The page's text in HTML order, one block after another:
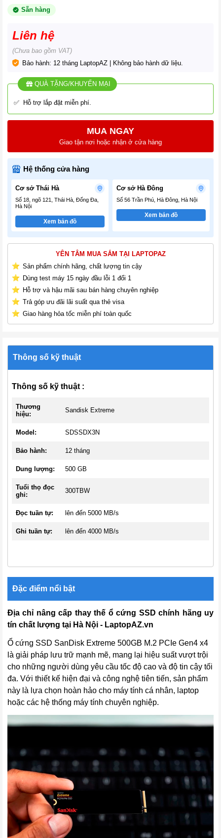
Sẵn hàng
Liên hệ
(Chưa bao gồm VAT)
Bảo hành: 12 tháng LaptopAZ | Không bảo hành dữ liệu.
QUÀ TẶNG/KHUYẾN MẠI
✅ Hỗ trợ lắp đặt miễn phí.
MUA NGAY
Giao tận nơi hoặc nhận ở cửa hàng
Hệ thống cửa hàng
Cơ sở Thái Hà
Số 18, ngõ 121, Thái Hà, Đống Đa,
Hà Nội
Xem bản đồ
Cơ sở Hà Đông
Số 56 Trần Phú, Hà Đông, Hà Nội
Xem bản đồ
YÊN TÂM MUA SẮM TẠI LAPTOPAZ
Sản phẩm chính hãng, chất lượng tin cậy
Dùng test máy 15 ngày đầu lỗi 1 đổi 1
Hỗ trợ và hậu mãi sau bán hàng chuyên nghiệp
Trả góp ưu đãi lãi suất qua thẻ visa
Giao hàng hỏa tốc miễn phí toàn quốc
Thông số kỹ thuật
Thông số kỹ thuật :
Thương
hiệu:
Sandisk Extreme
Model: SDSSDX3N
Bảo hành: 12 tháng
Dung lượng: 500 GB
Tuổi thọ đọc
ghi:
300TBW
Đọc tuần tự: lên đến 5000 MB/s
Ghi tuần tự: lên đến 4000 MB/s
Đặc điểm nổi bật
Địa chỉ nâng cấp thay thế ổ cứng SSD chính hãng uy
tín chất lượng tại Hà Nội - LaptopAZ.vn
Ổ cứng SSD SanDisk Extreme 500GB M.2 PCIe Gen4 x4
là giải pháp lưu trữ mạnh mẽ, mang lại hiệu suất vượt trội
cho những người dùng yêu cầu tốc độ cao và độ tin cậy tối
đa. Với thiết kế hiện đại và công nghệ tiên tiến, sản phẩm
này là lựa chọn hoàn hảo cho máy tính cá nhân, laptop
hoặc các hệ thống máy tính chuyên nghiệp.